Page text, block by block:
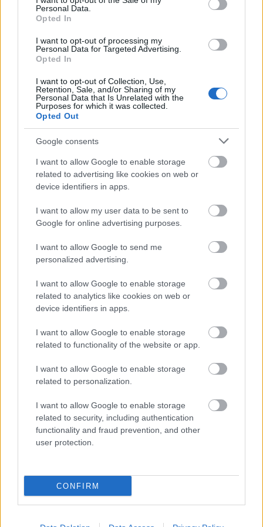
Personal Data.
Opted In
I want to opt-out of processing my
Personal Data for Targeted Advertising.
Opted In
I want to opt-out of Collection, Use,
Retention, Sale, and/or Sharing of my
Personal Data that Is Unrelated with the
Purposes for which it was collected.
Opted Out
Google consents
I want to allow Google to enable storage
related to advertising like cookies on web or
device identifiers in apps.
I want to allow my user data to be sent to
Google for online advertising purposes.
I want to allow Google to send me
personalized advertising.
I want to allow Google to enable storage
related to analytics like cookies on web or
device identifiers in apps.
I want to allow Google to enable storage
related to functionality of the website or app.
I want to allow Google to enable storage
related to personalization.
I want to allow Google to enable storage
related to security, including authentication
functionality and fraud prevention, and other
user protection.
CONFIRM
- A bemutatott produkció időtartama, hossza
szólónál maximum 6 perc lehet (javasolt időkeret 4
perc), duónál maximum 9 perc lehet (javasolt
időkeret 6 perc). Az időkeret túllépése kizárást von
maga után.
- A produkcióhoz eszközöket lehet használni, de a
színpadra való beállás és kiállás - a fesztivál-jelleg
miatt - összesen fél percnél többet nem vehet
igénybe. Nem használható olyan kellék, mely a
színpad, táncpadló sérülését okozhatja, vagy azt
- Egy előadó / koreográfus maximum egy duóval és
egy szólóval indulhat a fesztiválon.
A beküldött adatokon változtatni nem lehet.
Jelentkezési határidő: 2007. október 15.
Regisztrációs díj: 3000.- Forint /pályázat
Cím: Orkesztika Alapítvány Titkársága, 1077
Budapest, Rottenbiller 31., vagy
info@mozdulatmuveszet.hu
kérjük az eredeti aláírt adatlapot postázni
számunkra.
További információ kérhető Tariska Andreától: 06-
20-3617821 vagy Deutsch-Für Ágnes Saroltától: 06-
20-5323-907.
alábbi helyszínen: Mozdulatművészeti Stúdió (1077
Budapest, Rottenbiller u. 31., tel / fax: 06-1-321-
9745),